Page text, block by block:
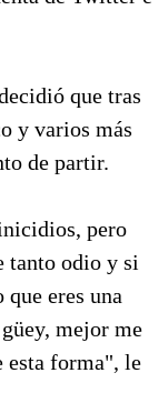
que tras
y varios más
de partir.
pero
tanto odio y si
eres una
mejor me
esta forma", le